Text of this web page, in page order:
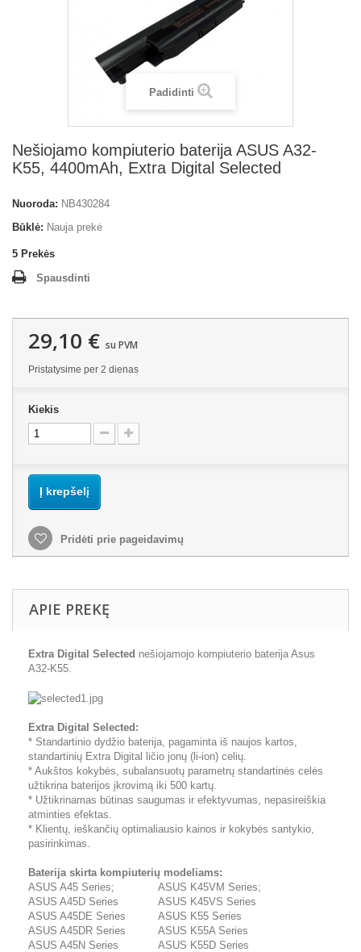
Padidinti
Nešiojamo kompiuterio baterija ASUS A32-
K55, 4400mAh, Extra Digital Selected
Nuoroda: NB430284
Būklė: Nauja prekė
5 Prekės
Spausdinti
29,10 € su PVM
Pristatysime per 2 dienas
Kiekis
Į krepšelį
Pridėti prie pageidavimų
APIE PREKĘ
Extra Digital Selected nešiojamojo kompiuterio baterija Asus
A32-K55.
Extra Digital Selected:
* Standartinio dydžio baterija, pagaminta iš naujos kartos,
standartinių Extra Digital ličio jonų (li-ion) celių.
* Aukštos kokybės, subalansuotų parametrų standartinės celės
užtikrina baterijos įkrovimą iki 500 kartų.
* Užtikrinamas būtinas saugumas ir efektyvumas, nepasireiškia
atminties efektas.
* Klientų, ieškančių optimaliausio kainos ir kokybės santykio,
pasirinkimas.
Baterija skirta kompiuterių modeliams:
ASUS A45 Series;
ASUS A45D Series
ASUS A45DE Series
ASUS A45DR Series
ASUS A45N Series
ASUS K45VM Series;
ASUS K45VS Series
ASUS K55 Series
ASUS K55A Series
ASUS K55D Series